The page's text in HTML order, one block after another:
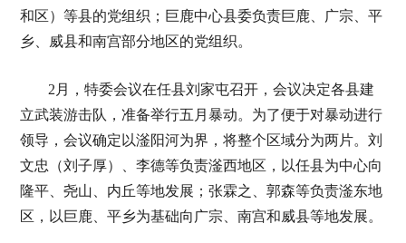
和区）等县的党组织；巨鹿中心县委负责巨鹿、广宗、平
乡、威县和南宫部分地区的党组织。
2月，特委会议在任县刘家屯召开，会议决定各县建
立武装游击队，准备举行五月暴动。为了便于对暴动进行
领导，会议确定以滏阳河为界，将整个区域分为两片。刘
文忠（刘子厚）、李德等负责滏西地区，以任县为中心向
隆平、尧山、内丘等地发展；张霖之、郭森等负责滏东地
区，以巨鹿、平乡为基础向广宗、南宫和威县等地发展。